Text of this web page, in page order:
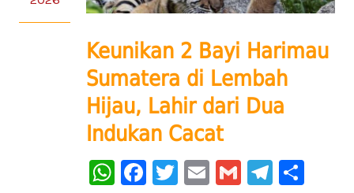
Keunikan 2 Bayi Harimau
Sumatera di Lembah
Hijau, Lahir dari Dua
Indukan Cacat
WhatsApp
Facebook
Twitter
EmailGmail